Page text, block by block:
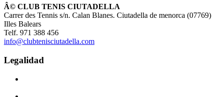
Â© CLUB TENIS CIUTADELLA
Carrer des Tennis s/n. Calan Blanes. Ciutadella de menorca (07769)
Illes Balears
Telf. 971 388 456
info@clubtenisciutadella.com
Legalidad